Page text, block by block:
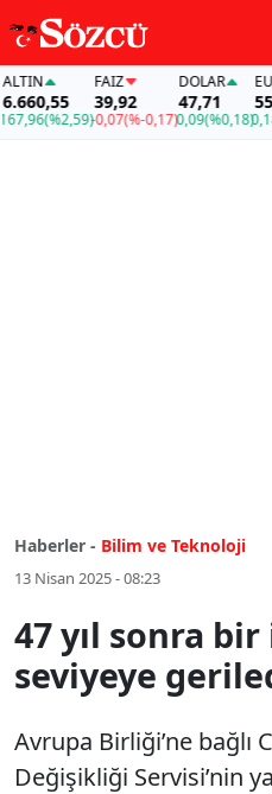
(%2,59)
FAİZ
39,92
-0,07(%-0,17)
DOLAR
47,71
0,09(%0,18)
EURO
55,19
0,18
Haberler - Bilim ve Teknoloji
13 Nisan 2025 - 08:23
47 yıl sonra
seviyeye
Avrupa Birliği’ne bağlı
Değişikliği Servisi’nin